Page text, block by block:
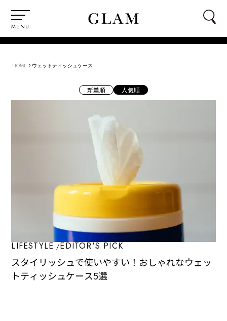
MENU
HOME › ウェットティッシュケース
新着順 人気順
LIFESTYLE EDITOR'S PICK
スタイリッシュで使いやすい！おしゃれなウェッ
トティッシュケース5選